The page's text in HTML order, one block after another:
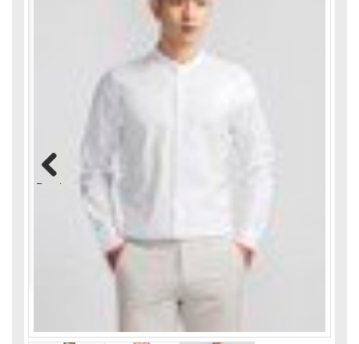
Previous